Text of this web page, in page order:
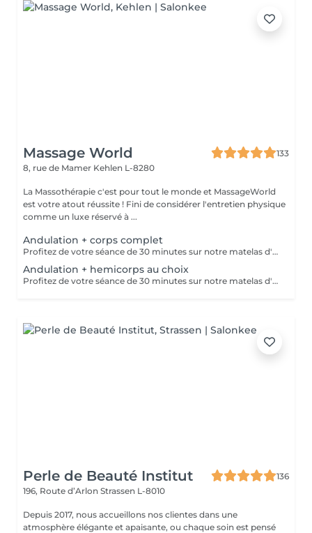
Massage World
133
8, rue de Mamer Kehlen L-8280
La Massothérapie c'est pour tout le monde et MassageWorld
est votre atout réussite ! Fini de considérer l'entretien physique
comme un luxe réservé à ...
Andulation + corps complet
Profitez de votre séance de 30 minutes sur notre matelas d'andulation pour une efficacité maximale de votre massage sportif de 75 minutes. Propriétés du matelas d'andulation : stimulation du flux lymphatique, augmentation de la circulation sanguine, production énergétique cellulaire, activation des mécanismes de détente musculaire, refoulement des signaux douloureux.
Andulation + hemicorps au choix
Profitez de votre séance de 30 minutes sur notre matelas d'andulation pour une efficacité maximale de votre massage DeepTissue. Propriétés du matelas d'andulation : stimulation du flux lymphatique, augmentation de la circulation sanguine, production énergétique cellulaire, activation des mécanismes de détente musculaire, refoulement des signaux douloureux.
Perle de Beauté Institut
136
196, Route d’Arlon Strassen L-8010
Depuis 2017, nous accueillons nos clientes dans une
atmosphère élégante et apaisante, ou chaque soin est pensé